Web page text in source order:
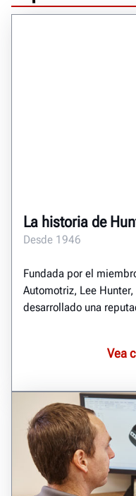
La historia de
Desde 1946
Fundada por el
Automotriz, Lee
desarrollado una
Vea